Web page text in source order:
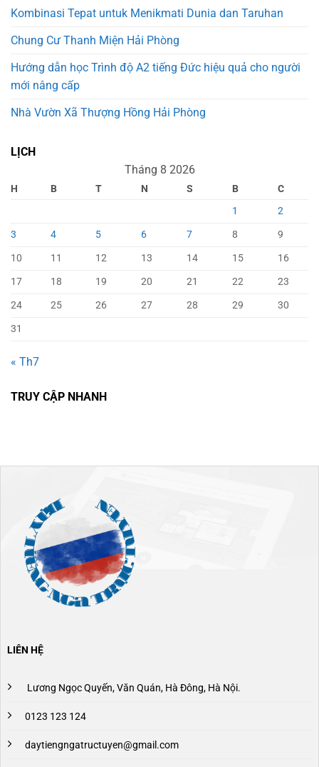
Kombinasi Tepat untuk Menikmati Dunia dan Taruhan
Chung Cư Thanh Miện Hải Phòng
Hướng dẫn học Trình độ A2 tiếng Đức hiệu quả cho người
mới nâng cấp
Nhà Vườn Xã Thượng Hồng Hải Phòng
LỊCH
Tháng 8 2026
H B T N S B
C
1
2
3
4 5 6 7 8
9
10
11 12 13 14 15
16
17
18 19 20 21 22
23
24
25 26 27 28 29
30
31
« Th7
TRUY CẬP NHANH
LIÊN HỆ
Lương Ngọc Quyến, Văn Quán, Hà Đông, Hà Nội.
0123 123 124
daytiengngatructuyen@gmail.com